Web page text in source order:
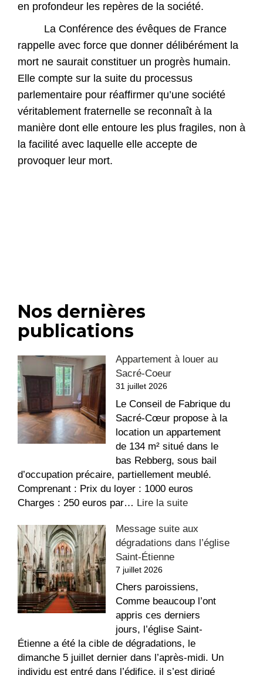
en profondeur les repères de la société.
La Conférence des évêques de France
rappelle avec force que donner délibérément la
mort ne saurait constituer un progrès humain.
Elle compte sur la suite du processus
parlementaire pour réaffirmer qu’une société
véritablement fraternelle se reconnaît à la
manière dont elle entoure les plus fragiles, non à
la facilité avec laquelle elle accepte de
provoquer leur mort.
Nos dernières
publications
Appartement à louer au
Sacré-Coeur
31 juillet 2026
Le Conseil de Fabrique du
Sacré-Cœur propose à la
location un appartement
de 134 m² situé dans le
bas Rebberg, sous bail
d’occupation précaire, partiellement meublé.
Comprenant : Prix du loyer : 1000 euros
Charges : 250 euros par… Lire la suite:
à
louer
Coeur
Message suite aux
dégradations dans l’église
Saint-Étienne
7 juillet 2026
Chers paroissiens,
Comme beaucoup l’ont
appris ces derniers
jours, l’église Saint-
Étienne a été la cible de dégradations, le
dimanche 5 juillet dernier dans l’après-midi. Un
individu est entré dans l’édifice, il s’est dirigé